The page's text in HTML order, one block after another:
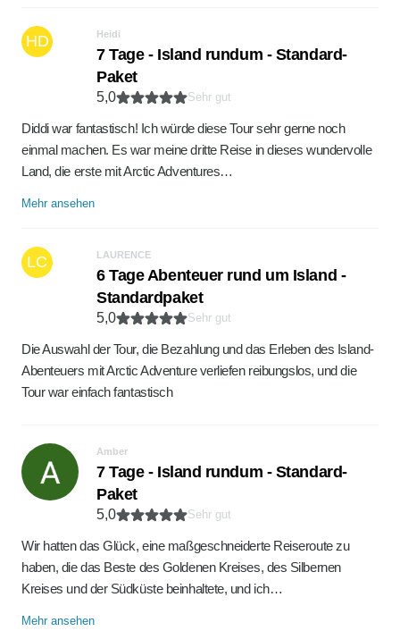
HD Heidi
7 Tage - Island rundum - Standard-
Paket
5,0 Sehr gut
Diddi war fantastisch! Ich würde diese Tour sehr gerne noch
einmal machen. Es war meine dritte Reise in dieses wundervolle
Land, die erste mit Arctic Adventures…
Mehr ansehen
LC LAURENCE
6 Tage Abenteuer rund um Island -
Standardpaket
5,0 Sehr gut
Die Auswahl der Tour, die Bezahlung und das Erleben des Island-
Abenteuers mit Arctic Adventure verliefen reibungslos, und die
Tour war einfach fantastisch
Amber
7 Tage - Island rundum - Standard-
Paket
5,0 Sehr gut
Wir hatten das Glück, eine maßgeschneiderte Reiseroute zu
haben, die das Beste des Goldenen Kreises, des Silbernen
Kreises und der Südküste beinhaltete, und ich…
Mehr ansehen